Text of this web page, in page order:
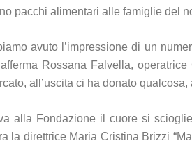
pacchi alimentari alle famiglie del
avuto l’impressione di un
Rossana Falvella,
all’uscita ci ha donato
alla Fondazione il cuore si
la direttrice Maria Cristina Brizzi